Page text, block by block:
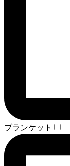
ブランケット